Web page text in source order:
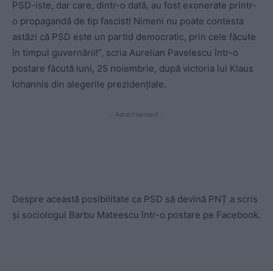
PSD-iste, dar care, dintr-o dată, au fost exonerate printr-
o propagandă de tip fascist! Nimeni nu poate contesta
astăzi că PSD este un partid democratic, prin cele făcute
în timpul guvernării!”, scria Aurelian Pavelescu într-o
postare făcută luni, 25 noiembrie, după victoria lui Klaus
Iohannis din alegerile prezidențiale.
- Advertisement -
Despre această posibilitate ca PSD să devină PNȚ a scris
și sociologul Barbu Mateescu într-o postare pe Facebook.